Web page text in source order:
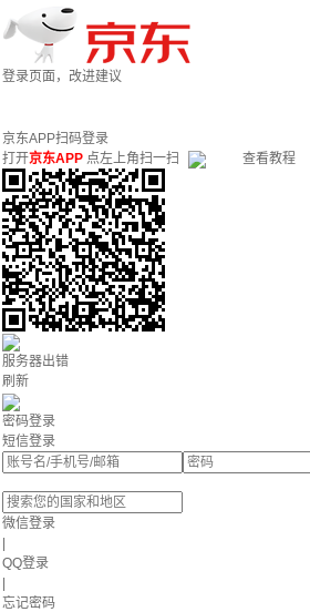
登录页面，改进建议
京东APP扫码登录
打开京东APP 点左上角扫一扫 查看教程
服务器出错
刷新
密码登录
短信登录
微信登录
QQ登录
忘记密码